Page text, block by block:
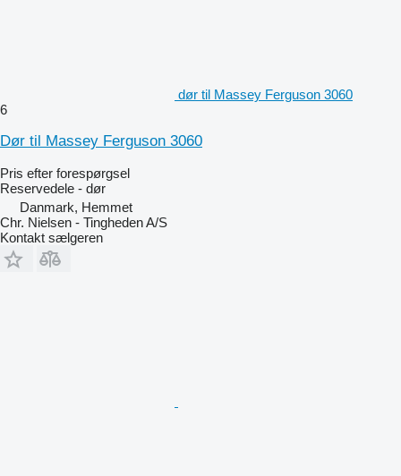
dør til Massey Ferguson 3060
6
Dør til Massey Ferguson 3060
Pris efter forespørgsel
Reservedele - dør
Danmark, Hemmet
Chr. Nielsen - Tingheden A/S
Kontakt sælgeren